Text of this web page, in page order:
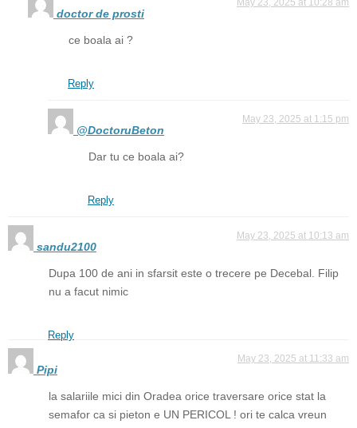
doctor de prosti
May 23, 2025 at 10:28 am
ce boala ai ?
Reply
@DoctoruBeton
May 23, 2025 at 1:15 pm
Dar tu ce boala ai?
Reply
sandu2100
May 23, 2025 at 10:13 am
Dupa 100 de ani in sfarsit este o trecere pe Decebal. Filip
nu a facut nimic
Reply
Pipi
May 23, 2025 at 11:33 am
la salariile mici din Oradea orice traversare orice stat la
semafor ca si pieton e UN PERICOL ! ori te calca vreun